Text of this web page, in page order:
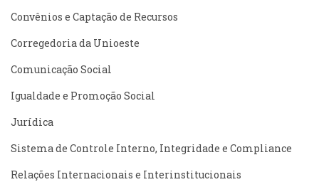
Convênios e Captação de Recursos
Corregedoria da Unioeste
Comunicação Social
Igualdade e Promoção Social
Jurídica
Sistema de Controle Interno, Integridade e Compliance
Relações Internacionais e Interinstitucionais